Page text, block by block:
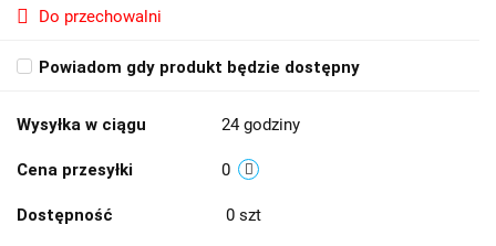
Do przechowalni
Powiadom gdy produkt będzie dostępny
Wysyłka w ciągu 24 godziny
Cena przesyłki 0
Dostępność 0 szt